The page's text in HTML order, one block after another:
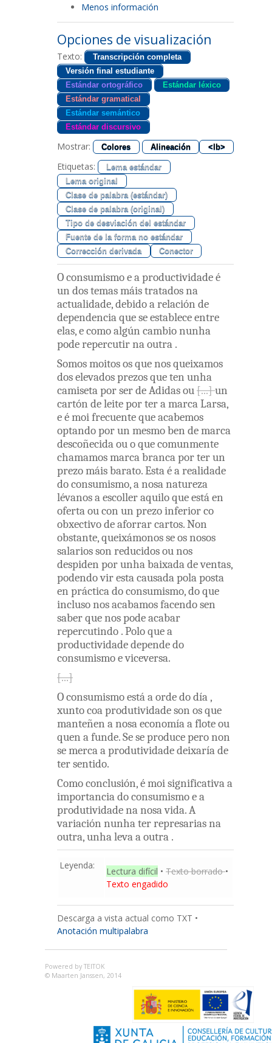
Menos información
Opciones de visualización
Texto:
Transcripción completa
Versión final estudiante
Estándar ortográfico
Estándar léxico
Estándar gramatical
Estándar semántico
Estándar discursivo
Mostrar: Colores Alineación <lb>
Etiquetas:
Lema estándar
Lema original
Clase de palabra (estándar)
Clase de palabra (original)
Tipo de desviación del estándar
Fuente de la forma no estándar
Corrección derivada
Conector
Oconsumismoeaproductividadeé
un dostemasmáistratadosna
actualidade,debidoarelación de
dependenciaqueseestableceentre
elas,ecomoalgún cambionunha
poderepercutirnaoutra .
Somosmoitososquenosqueixamos
doselevadosprezosqueten unha
camisetaporserdeAdidasou
un
cartón deleiteporteramarcaLarsa,
eémoifrecuentequeacabemos
optandoporun mesmoben demarca
descoñecidaouoquecomunmente
chamamosmarcabrancaporterun
prezomáisbarato.Estaéarealidade
doconsumismo,anosanatureza
lévanosaescolleraquiloqueestáen
ofertaoucon un prezoinferiorco
obxectivodeaforrarcartos.Non
obstante,queixámonosseosnosos
salariosson reducidosounos
despiden porunhabaixadadeventas,
podendovirestacausadapolaposta
en prácticadoconsumismo,doque
inclusonosacabamosfacendosen
saberquenospodeacabar
repercutindo .Poloquea
productividadedependedo
consumismoeviceversa.
Oconsumismoestáaordedodía,
xunto coaprodutividadeson osque
manteñen anosaeconomíaafloteou
quen afunde.Seseproduceperonon
semercaaprodutividadedeixaríade
tersentido.
Comoconclusión,émoisignificativaa
importanciadoconsumismoea
produtividadenanosavida.A
variación nunhaterrepresariasna
outra,unhalevaaoutra .
Leyenda:
Lectura difícil • Texto borrado •
Texto engadido
Descarga a vista actual como TXT •
Anotación multipalabra
Powered by TEITOK
© Maarten Janssen, 2014